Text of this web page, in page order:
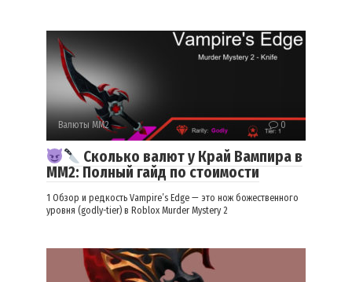
Валюты ММ2 0
Сколько валют у Край Вампира в
ММ2: Полный гайд по стоимости
1 Обзор и редкость Vampire’s Edge — это нож божественного
уровня (godly-tier) в Roblox Murder Mystery 2